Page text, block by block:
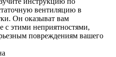
вентиляцию в
Он оказыват вам
этими неприятностями,
повреждениям вашего